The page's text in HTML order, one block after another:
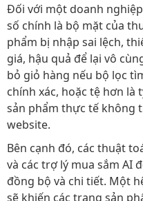
Đối với một doanh
số chính là bộ mặt của
phẩm bị nhập sai lệch,
giá, hậu quả để lại vô
bỏ giỏ hàng nếu bộ lọc
chính xác, hoặc tệ hơn
sản phẩm thực tế không
website.
Bên cạnh đó, các thuật
và các trợ lý mua sắm AI
đồng bộ và chi tiết. Một
sẽ khiến các trang sản